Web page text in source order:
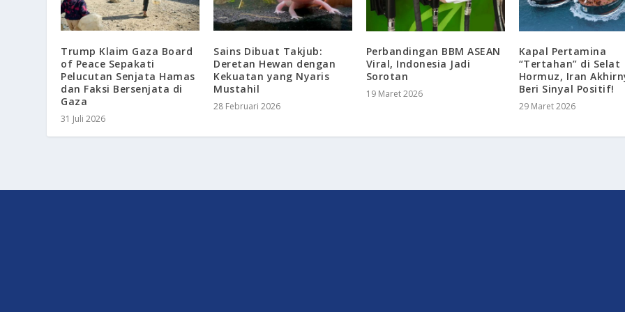
Trump Klaim Gaza Board
of Peace Sepakati
Pelucutan Senjata Hamas
dan Faksi Bersenjata di
Gaza
31 Juli 2026
Sains Dibuat Takjub:
Deretan Hewan dengan
Kekuatan yang Nyaris
Mustahil
28 Februari 2026
Perbandingan BBM ASEAN
Viral, Indonesia Jadi
Sorotan
19 Maret 2026
Kapal Pertamina
“Tertahan” di Selat
Hormuz, Iran
Beri Sinyal Positif!
29 Maret 2026